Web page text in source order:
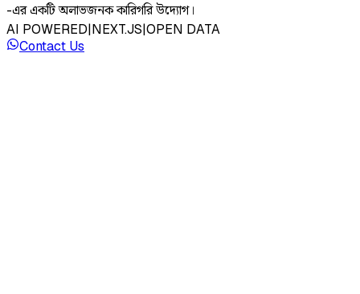
-এর একটি অলাভজনক কারিগরি উদ্যোগ।
AI POWERED|NEXT.JS|OPEN DATA
Contact Us